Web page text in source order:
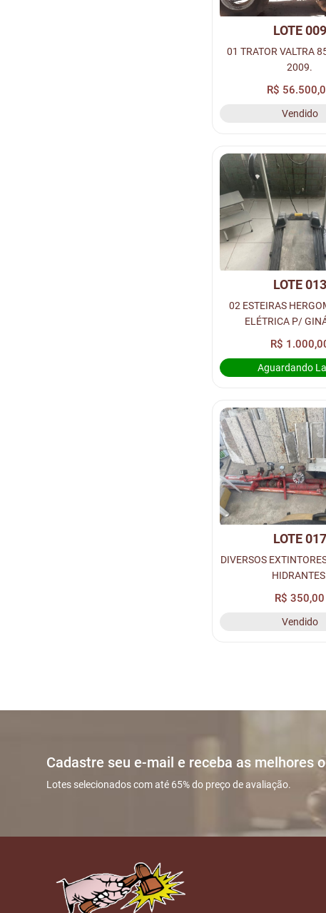
LOTE 009
01 TRATOR VALTRA
2009.
R$
Vendido
LOTE 013
02 ESTEIRAS
ELÉTRICA P/
R$
Aguardando
LOTE 017
DIVERSOS
R$ 350,00
Vendido
Cadastre seu e-mail e receba as melhores
Lotes selecionados com até 65% do preço de avaliação.